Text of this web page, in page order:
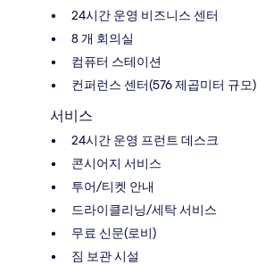
24시간 운영 비즈니스 센터
8 개 회의실
컴퓨터 스테이션
컨퍼런스 센터(576 제곱미터 규모)
서비스
24시간 운영 프런트 데스크
콘시어지 서비스
투어/티켓 안내
드라이클리닝/세탁 서비스
무료 신문(로비)
짐 보관 시설